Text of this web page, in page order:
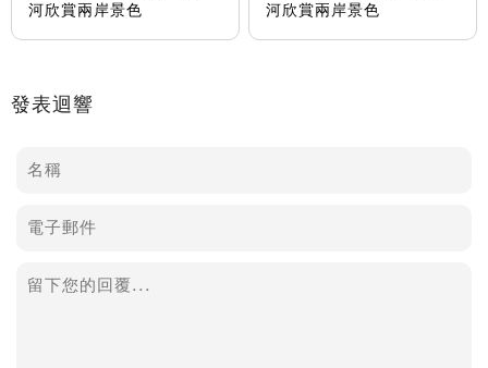
河欣賞兩岸景色
河欣賞兩岸景色
發表迴響